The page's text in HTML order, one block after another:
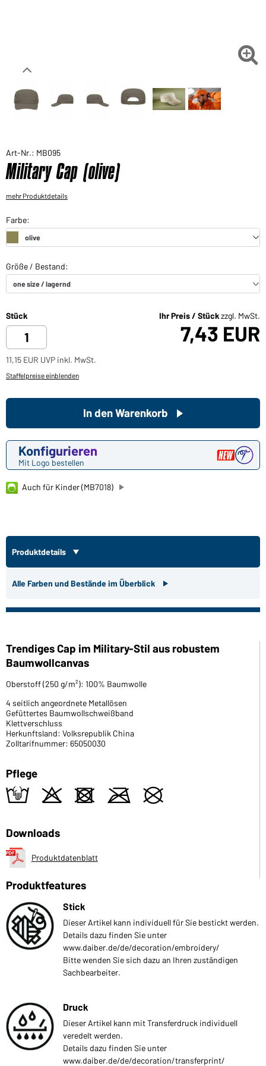

Art-Nr.: MB095
Military Cap (olive)
mehr Produktdetails
Stück Ihr Preis / Stückzzgl. MwSt.
7,43 EUR
11,15 EUR UVP inkl. MwSt.
Staffelpreise einblenden
Konfigurieren
Mit Logo bestellen
In den Warenkorb
Auch für Kinder (MB7018)
Produktdetails
Alle Farben und Bestände im Überblick
Trendiges Cap im Military-Stil aus robustem
Baumwollcanvas
Oberstoff (250 g/m²): 100% Baumwolle
4 seitlich angeordnete Metallösen
Gefüttertes Baumwollschweißband
Klettverschluss
Herkunftsland: Volksrepublik China
Zolltarifnummer: 65050030
Pflege
t o d m U
Downloads
Produktdatenblatt
Produktfeatures
Stick
Dieser Artikel kann individuell für Sie bestickt werden.
Details dazu finden Sie unter
www.daiber.de/de/decoration/embroidery/
Bitte wenden Sie sich dazu an Ihren zuständigen
Sachbearbeiter.
Druck
Dieser Artikel kann mit Transferdruck individuell
veredelt werden.
Details dazu finden Sie unter
www.daiber.de/de/decoration/transferprint/